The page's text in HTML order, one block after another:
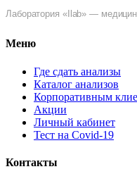
Лаборатория «Ilab» —
Меню
Где сдать анализы
Каталог анализов
Корпоративным
Акции
Личный кабинет
Тест на Covid-19
Контакты